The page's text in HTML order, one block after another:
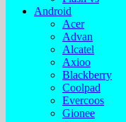
Android
Acer
Advan
Alcatel
Axioo
Blackberry
Coolpad
Evercoos
Gionee